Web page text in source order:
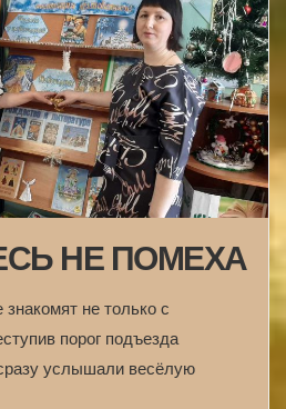
НЕ ПОМЕХА
не только с
порог подъезда
услышали весёлую